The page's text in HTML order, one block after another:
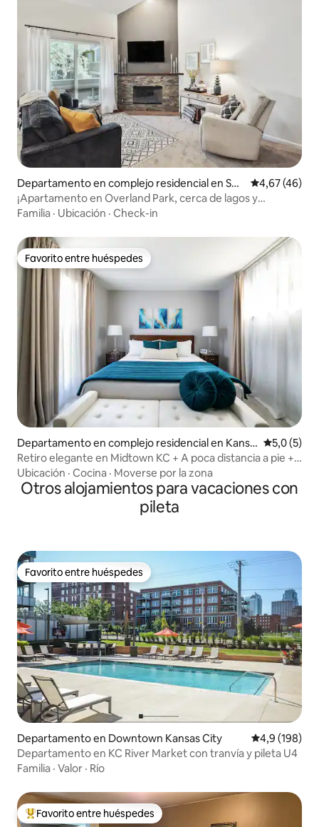
Departamento en complejo residencial en Sha
wnee Mission
Calificación
4,67 (46)
¡Apartamento en Overland Park, cerca de lagos y
parques!
Familia · Ubicación · Check-in
Favorito entre huéspedes
Favorito entre huéspedes
Departamento en complejo residencial en Kansa
s City
5,0 (5)
Retiro elegante en Midtown KC + A poca distancia a pie + 2
patios
Ubicación · Cocina · Moverse por la zona
Otros alojamientos para vacaciones con
pileta
Favorito entre huéspedes
Favorito entre huéspedes
Departamento en Downtown Kansas City Calificación
4,9 (198)
Departamento en KC River Market con tranvía y pileta U4
Familia · Valor · Río
Favorito entre los huéspedes más destacados
Favorito entre huéspedes